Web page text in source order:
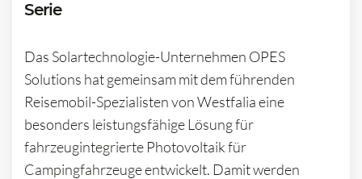
Serie
Das Solartechnologie-Unternehmen OPES
Solutions hat gemeinsam mit dem führenden
Reisemobil-Spezialisten von Westfalia eine
besonders leistungsfähige Lösung für
fahrzeugintegrierte Photovoltaik für
Campingfahrzeuge entwickelt. Damit werden